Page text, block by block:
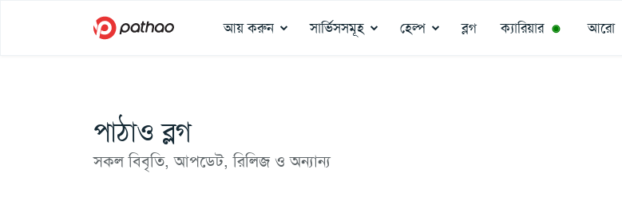
আয় করুন সার্ভিসসমূহ হেল্প ব্লগ ক্যারিয়ার ◉ আরো
পাঠাও ব্লগ
সকল বিবৃতি, আপডেট, রিলিজ ও অন্যান্য